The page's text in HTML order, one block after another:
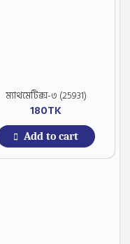
ম্যাথমেটিক্স-৩ (25931)
180TK
Add to cart